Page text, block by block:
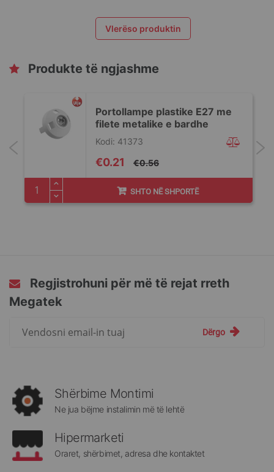
Vlerëso produktin
Produkte të ngjashme
Portollampe plastike E27 me
filete metalike e bardhe
Special
Price
€0.21 €0.56
Kodi: 41373
SHTO NË SHPORTË
Regjistrohuni për më të rejat rreth
Megatek
rreth
Megatek:
Dërgo
Shërbime Montimi
Ne jua bëjme instalimin më të lehtë
Hipermarketi
Oraret, shërbimet, adresa dhe kontaktet